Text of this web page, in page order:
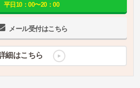
メール受付はこちら
平日10：00〜20：00
細はこちら